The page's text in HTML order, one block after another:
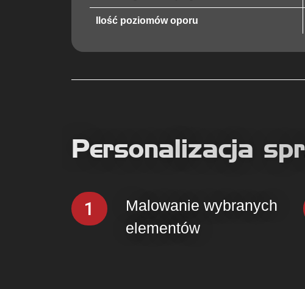
Ilość poziomów oporu
Personalizacja
1
Malowanie wybranych
elementów